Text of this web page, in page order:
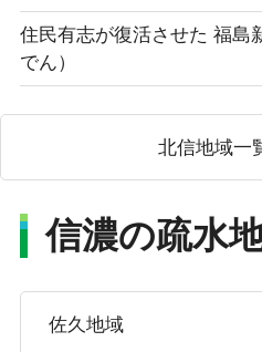
住民有志が復活させた 福島
でん）
北信地域一
信濃の疏水
佐久地域